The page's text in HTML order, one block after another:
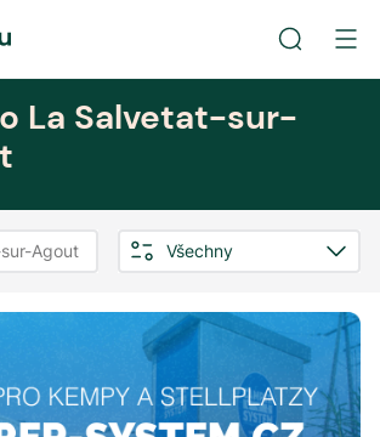
La Salvetat-sur-
Agout Všechny